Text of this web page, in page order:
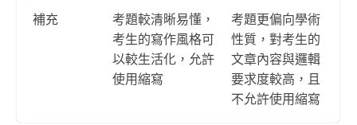
補充
考題較清晰易懂，
考生的寫作風格可
以較生活化，允許
使用縮寫
考題更偏向學術
性質，對考生的
文章內容與邏輯
要求度較高，且
不允許使用縮寫